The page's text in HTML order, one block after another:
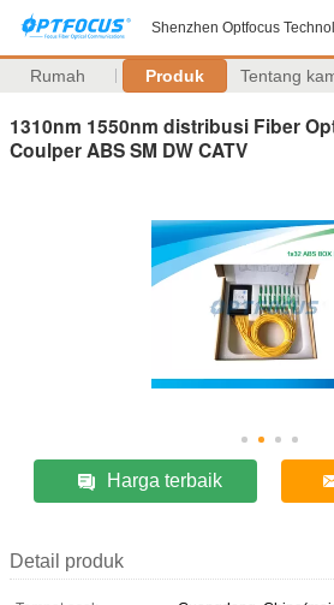
Shenzhen Optfocus
Rumah Produk Tentang
1310nm 1550nm distribusi Fiber
Coulper ABS SM DW CATV
Harga terbaik
Detail produk